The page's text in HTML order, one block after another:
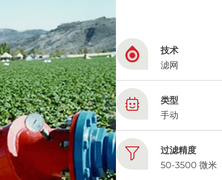
for you
技术
滤网
类型
手动
过滤精度
50-3500 微米